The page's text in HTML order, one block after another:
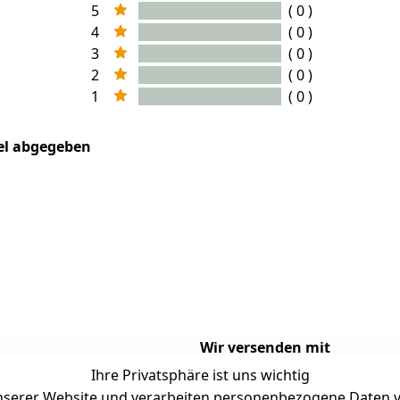
5
( 0 )
4
( 0 )
3
( 0 )
2
( 0 )
1
( 0 )
abgegeben
Ihre Privatsphäre ist uns wichtig
Wir versenden mit